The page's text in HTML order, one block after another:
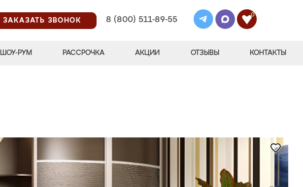
ЗАКАЗАТЬ ЗВОНОК
8 (800) 511-89-55
0
ШОУ-РУМ РАССРОЧКА АКЦИИ ОТЗЫВЫ КОНТАКТЫ